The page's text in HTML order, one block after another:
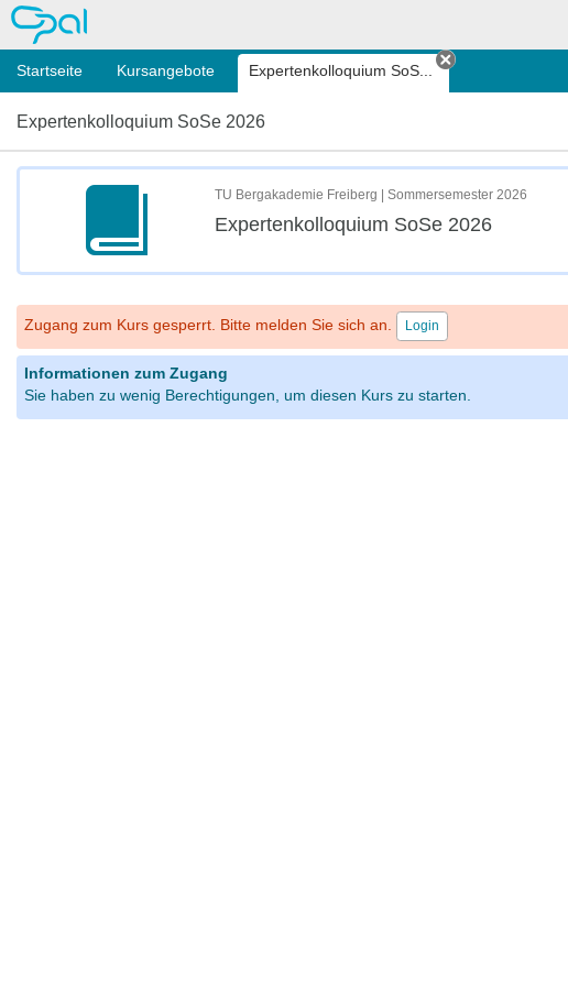
OPAL
Startseite Kursangebote Expertenkolloquium SoS...
Tab schließen
Expertenkolloquium SoSe 2026
TU Bergakademie Freiberg | Sommersemester 2026
Expertenkolloquium SoSe 2026
Zugang zum Kurs gesperrt. Bitte melden Sie sich an. Login
Informationen zum Zugang
Sie haben zu wenig Berechtigungen, um diesen Kurs zu starten.